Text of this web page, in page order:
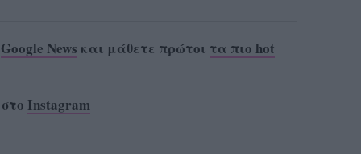
Google News και μάθετε πρώτοι τα πιο hot
Instagram